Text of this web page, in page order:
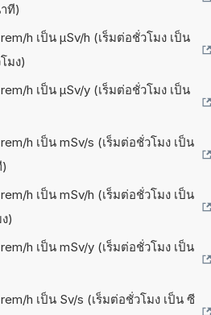
ที)
h เป็น µSv/h (เร็มต่อชั่วโมง เป็น
มง)
h เป็น µSv/y (เร็มต่อชั่วโมง เป็น
h เป็น mSv/s (เร็มต่อชั่วโมง เป็น
h เป็น mSv/h (เร็มต่อชั่วโมง เป็น
)
h เป็น mSv/y (เร็มต่อชั่วโมง เป็น
h เป็น Sv/s (เร็มต่อชั่วโมง เป็น ซี